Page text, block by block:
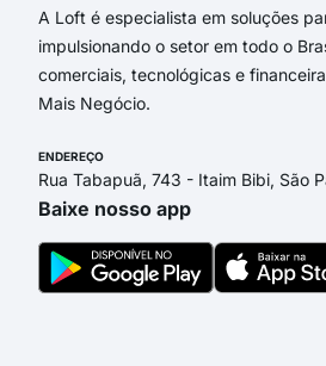
A Loft é especialista em soluções
impulsionando o setor em todo o
comerciais, tecnológicas e
Mais Negócio.
ENDEREÇO
Rua Tabapuã, 743 - Itaim Bibi, São
Baixe nosso app